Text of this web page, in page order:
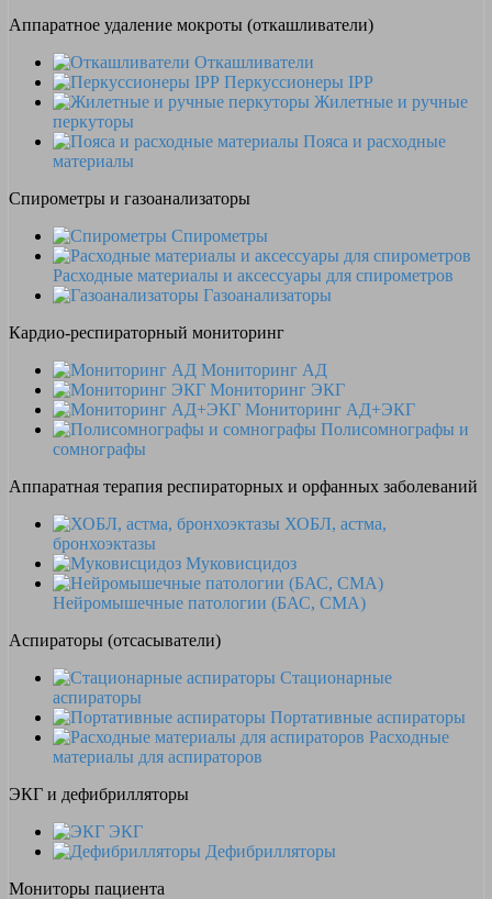
Аппаратное удаление мокроты (откашливатели)
Откашливатели
Перкуссионеры IPP
Жилетные и ручные
перкуторы
Пояса и расходные
материалы
Спирометры и газоанализаторы
Спирометры
Расходные материалы и аксессуары для спирометров
Газоанализаторы
Кардио-респираторный мониторинг
Мониторинг АД
Мониторинг ЭКГ
Мониторинг АД+ЭКГ
Полисомнографы и
сомнографы
Аппаратная терапия респираторных и орфанных заболеваний
ХОБЛ, астма,
бронхоэктазы
Муковисцидоз
Нейромышечные патологии (БАС, СМА)
Аспираторы (отсасыватели)
Стационарные
аспираторы
Портативные аспираторы
Расходные
материалы для аспираторов
ЭКГ и дефибрилляторы
ЭКГ
Дефибрилляторы
Мониторы пациента